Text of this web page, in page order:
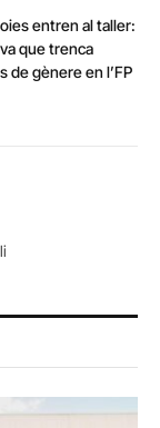
entren al taller:
que trenca
de gènere en l’FP